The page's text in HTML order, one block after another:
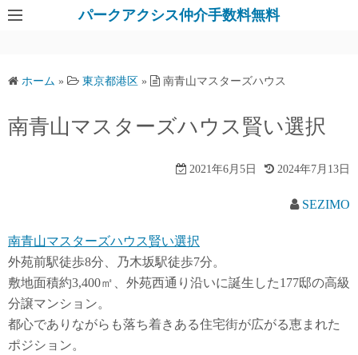
パークアクシス仲介手数料無料
ホーム » 東京都港区 » 南青山マスターズハウス
南青山マスターズハウス賢い選択
2021年6月5日 2024年7月13日
SEZIMO
南青山マスターズハウス賢い選択
外苑前駅徒歩8分、乃木坂駅徒歩7分。
敷地面積約3,400㎡、外苑西通り沿いに誕生した177邸の高級
分譲マンション。
都心でありながらも落ち着きある住宅街が広がる恵まれた
ポジション。